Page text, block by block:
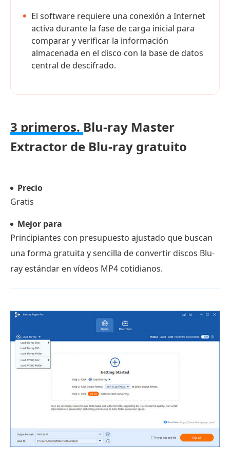
El software requiere una conexión a Internet
activa durante la fase de carga inicial para
comparar y verificar la información
almacenada en el disco con la base de datos
central de descifrado.
3 primeros. Blu-ray Master
Extractor de Blu-ray gratuito
Precio
Gratis
Mejor para
Principiantes con presupuesto ajustado que buscan
una forma gratuita y sencilla de convertir discos Blu-
ray estándar en vídeos MP4 cotidianos.